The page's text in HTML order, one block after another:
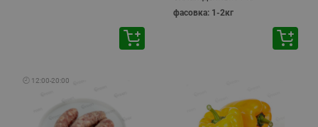
фасовка: 1-2кг
🕘 12:00-20:00